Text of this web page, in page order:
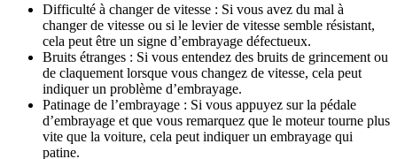
Difficulté à changer de vitesse : Si vous avez du mal à
changer de vitesse ou si le levier de vitesse semble résistant,
cela peut être un signe d’embrayage défectueux.
Bruits étranges : Si vous entendez des bruits de grincement ou
de claquement lorsque vous changez de vitesse, cela peut
indiquer un problème d’embrayage.
Patinage de l’embrayage : Si vous appuyez sur la pédale
d’embrayage et que vous remarquez que le moteur tourne plus
vite que la voiture, cela peut indiquer un embrayage qui
patine.